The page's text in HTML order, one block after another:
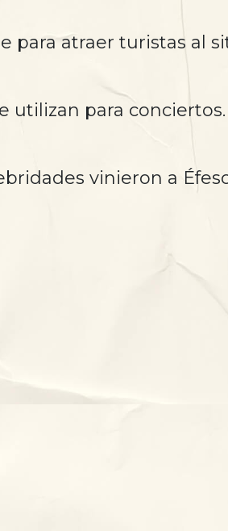
atraer turistas al
utilizan para
vinieron a